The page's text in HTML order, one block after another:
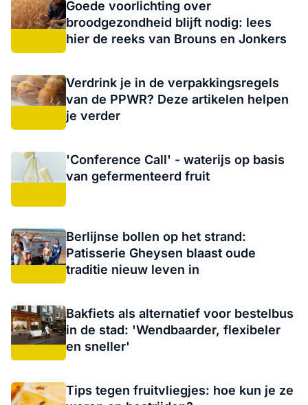
Goede voorlichting over
broodgezondheid blijft nodig: lees
hier de reeks van Brouns en Jonkers
Verdrink je in de verpakkingsregels
van de PPWR? Deze artikelen helpen
je verder
'Conference Call' - waterijs op basis
van gefermenteerd fruit
Berlijnse bollen op het strand:
Patisserie Gheysen blaast oude
traditie nieuw leven in
Bakfiets als alternatief voor bestelbus
in de stad: 'Wendbaarder, flexibeler
en sneller'
Tips tegen fruitvliegjes: hoe kun je ze